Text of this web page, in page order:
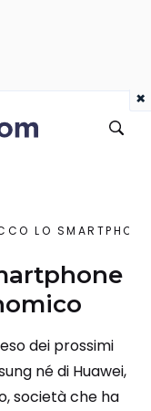
LO
dei prossimi
né di Huawei,
società che ha
×